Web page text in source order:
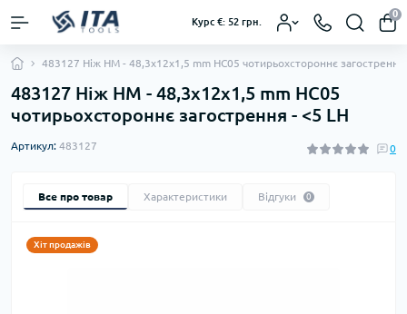
Курс €: 52 грн.
0
483127 Ніж HM - 48,3x12x1,5 mm HC05 чотирьохстороннє загострення
483127 Ніж HM - 48,3x12x1,5 mm HC05
чотирьохстороннє загострення - <5 LH
Артикул: 483127 0
Все про товар Характеристики Відгуки 0
Хіт продажів